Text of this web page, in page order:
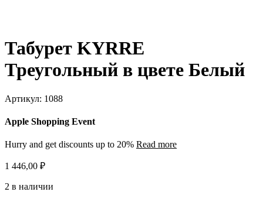
Табурет KYRRE
Треугольный в цвете Белый
Артикул: 1088
Apple Shopping Event
Hurry and get discounts up to 20% Read more
1 446,00 ₽
2 в наличии